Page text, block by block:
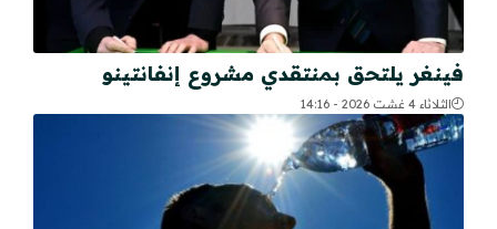
فينغر يلتحق بمنتقدي مشروع إنفانتينو
الثلاثاء 4 غشت 2026 - 14:16